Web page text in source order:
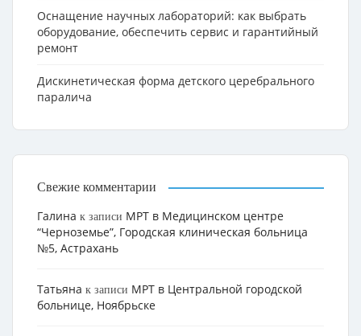
Оснащение научных лабораторий: как выбрать
оборудование, обеспечить сервис и гарантийный
ремонт
Дискинетическая форма детского церебрального
паралича
Свежие комментарии
Галина к записи МРТ в Медицинском центре
“Черноземье”, Городская клиническая больница
№5, Астрахань
Татьяна к записи МРТ в Центральной городской
больнице, Ноябрьске